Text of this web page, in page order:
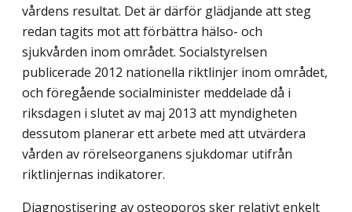
vårdens resultat. Det är därför glädjande att steg
redan tagits mot att förbättra hälso- och
sjukvården inom området. Socialstyrelsen
publicerade 2012 nationella riktlinjer inom området,
och föregående socialminister meddelade då i
riksdagen i slutet av maj 2013 att myndigheten
dessutom planerar ett arbete med att utvärdera
vården av rörelseorganens sjukdomar utifrån
riktlinjernas indikatorer.
Diagnostisering av osteoporos sker relativt enkelt